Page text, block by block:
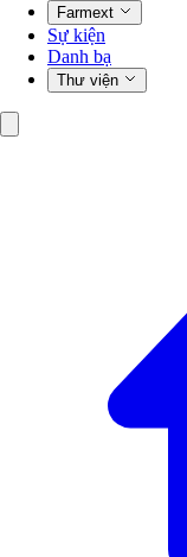
Farmext
Sự kiện
Danh bạ
Thư viện